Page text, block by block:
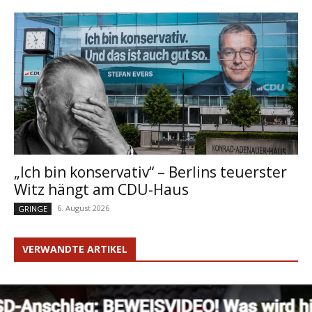
„Ich bin konservativ“ – Berlins teuerster
Witz hängt am CDU-Haus
GRINGE 6. August 2026
VERWANDTE ARTIKEL